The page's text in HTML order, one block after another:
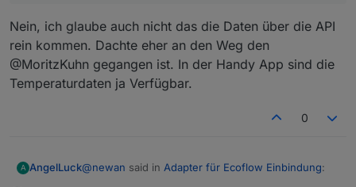
Nein, ich glaube auch nicht das die Daten über die API
rein kommen. Dachte eher an den Weg den
@MoritzKuhn gegangen ist. In der Handy App sind die
Temperaturdaten ja Verfügbar.
0
A AngelLuck@newan said in Adapter für Ecoflow Einbindung: